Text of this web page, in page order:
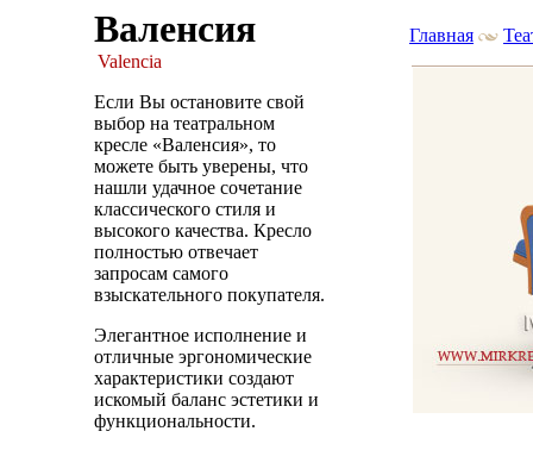
Валенсия
Valencia
Если Вы остановите свой
выбор на театральном
кресле «Валенсия», то
можете быть уверены, что
нашли удачное сочетание
классического стиля и
высокого качества. Кресло
полностью отвечает
запросам самого
взыскательного покупателя.
Элегантное исполнение и
отличные эргономические
характеристики создают
искомый баланс эстетики и
функциональности.
Главная